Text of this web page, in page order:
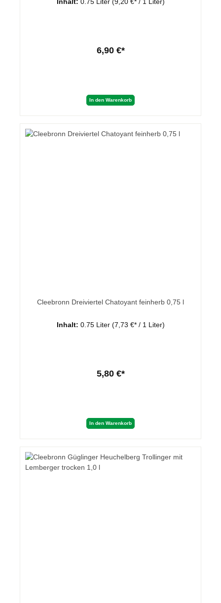
6,90 €*
In den Warenkorb
Cleebronn Dreiviertel Chatoyant feinherb 0,75 l
Inhalt: 0.75 Liter (7,73 €* / 1 Liter)
5,80 €*
In den Warenkorb